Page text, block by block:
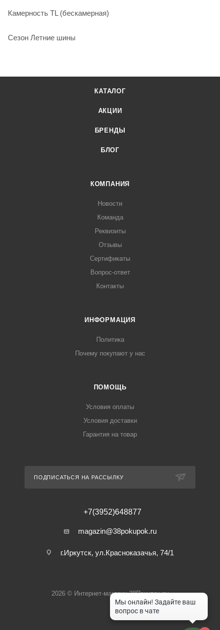
Камерность TL (бескамерная)
Сезон Летние шины
КАТАЛОГ
АКЦИИ
БРЕНДЫ
БЛОГ
КОМПАНИЯ
Новости
Команда
Реквизиты
Отзывы
Сертификаты
Вопрос-ответ
Контакты
ИНФОРМАЦИЯ
Политика
Почему покупают у нас
ПОМОЩЬ
Условия оплаты
Условия доставки
Гарантия на товар
ПОДПИСАТЬСЯ НА РАССЫЛКУ
+7(3952)648877
magazin@38pokupok.ru
г.Иркутск, ул.Красноказачья, 74/1
2026 © Интернет-магазин 38Покупок.ру